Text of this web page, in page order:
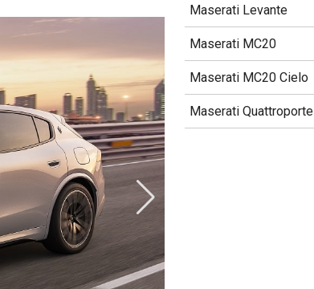
Maserati Levante
Maserati MC20
Maserati MC20 Cielo
Maserati Quattroporte